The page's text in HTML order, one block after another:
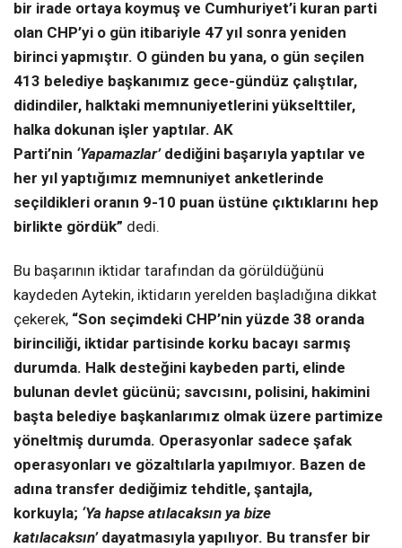
bir irade ortaya koymuş ve Cumhuriyet’i kuran parti
olan CHP’yi o gün itibariyle 47 yıl sonra yeniden
birinci yapmıştır. O günden bu yana, o gün seçilen
413 belediye başkanımız gece-gündüz çalıştılar,
didindiler, halktaki memnuniyetlerini yükselttiler,
halka dokunan işler yaptılar. AK
Parti’nin ‘Yapamazlar’dediğini başarıyla yaptılar ve
her yıl yaptığımız memnuniyet anketlerinde
seçildikleri oranın 9-10 puan üstüne çıktıklarını hep
birlikte gördük” dedi.
Bu başarının iktidar tarafından da görüldüğünü
kaydeden Aytekin, iktidarın yerelden başladığına dikkat
çekerek, “Son seçimdeki CHP’nin yüzde 38 oranda
birinciliği, iktidar partisinde korku bacayı sarmış
durumda. Halk desteğini kaybeden parti, elinde
bulunan devlet gücünü; savcısını, polisini, hakimini
başta belediye başkanlarımız olmak üzere partimize
yöneltmiş durumda. Operasyonlar sadece şafak
operasyonları ve gözaltılarla yapılmıyor. Bazen de
adına transfer dediğimiz tehditle, şantajla,
korkuyla; ‘Ya hapse atılacaksın ya bize
katılacaksın’dayatmasıyla yapılıyor. Bu transfer bir